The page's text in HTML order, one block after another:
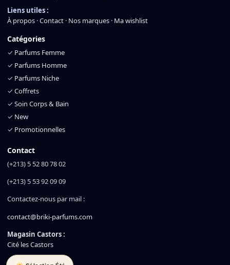
Liens utiles :
À propos ·Contact · Nos marques · Ma wishlist
Catégories
✓ Parfums Femme
✓ Parfums Homme
✓ Parfums Niche
✓ Coffrets
✓ Soin Corps & Bain
✓ New
✓ Promotionnelles
Contact
(+213) 5 52 80 78 02
(+213) 5 53 92 09 09
Contactez-nous par mail :
contact@briki-parfums.com
Magasin Castors :
Cité les Castors
Magasin Akid :